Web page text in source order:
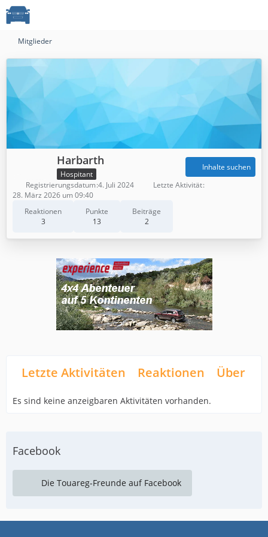
Mitglieder
Harbarth
Hospitant
Reaktionen
3
Punkte
13
Beiträge
2
Inhalte suchen
Registrierungsdatum 4. Juli 2024
Letzte Aktivität
28. März 2026 um 09:40
Letzte Aktivitäten Reaktionen Über
Es sind keine anzeigbaren Aktivitäten vorhanden.
Facebook
Die Touareg-Freunde auf Facebook